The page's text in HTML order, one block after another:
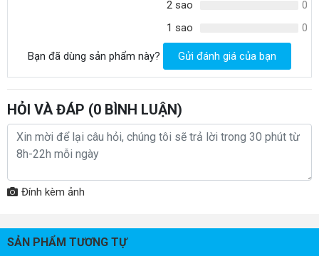
2 sao
0
1 sao
0
Bạn đã dùng sản phẩm này? Gửi đánh giá của bạn
HỎI VÀ ĐÁP (0 BÌNH LUẬN)
Đính kèm ảnh
SẢN PHẨM TƯƠNG TỰ